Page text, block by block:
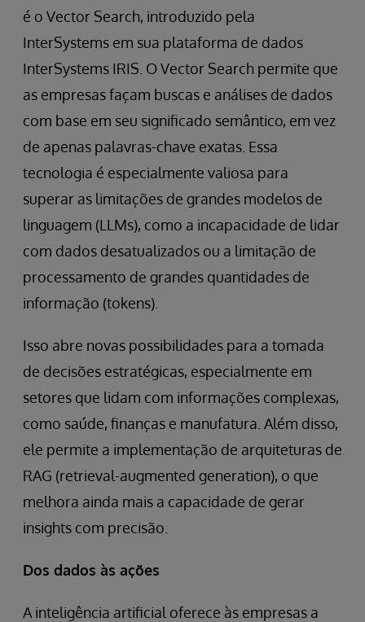
é o Vector Search, introduzido pela
InterSystems em sua plataforma de dados
InterSystems IRIS. O Vector Search permite que
as empresas façam buscas e análises de dados
com base em seu significado semântico, em vez
de apenas palavras-chave exatas. Essa
tecnologia é especialmente valiosa para
superar as limitações de grandes modelos de
linguagem (LLMs), como a incapacidade de lidar
com dados desatualizados ou a limitação de
processamento de grandes quantidades de
informação (tokens).
Isso abre novas possibilidades para a tomada
de decisões estratégicas, especialmente em
setores que lidam com informações complexas,
como saúde, finanças e manufatura. Além disso,
ele permite a implementação de arquiteturas de
RAG (retrieval-augmented generation), o que
melhora ainda mais a capacidade de gerar
insights com precisão.
Dos dados às ações
A inteligência artificial oferece às empresas a